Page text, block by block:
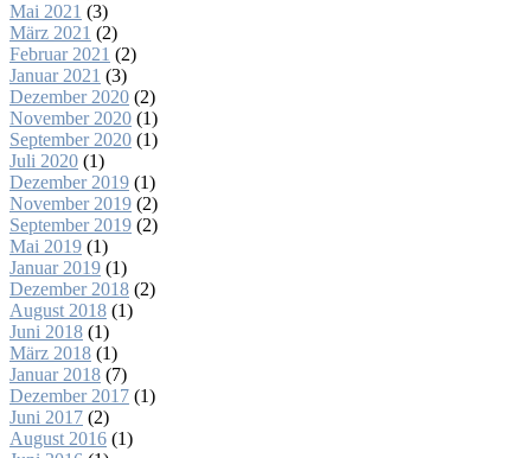
Mai 2021 (3)
März 2021 (2)
Februar 2021 (2)
Januar 2021 (3)
Dezember 2020 (2)
November 2020 (1)
September 2020 (1)
Juli 2020 (1)
Dezember 2019 (1)
November 2019 (2)
September 2019 (2)
Mai 2019 (1)
Januar 2019 (1)
Dezember 2018 (2)
August 2018 (1)
Juni 2018 (1)
März 2018 (1)
Januar 2018 (7)
Dezember 2017 (1)
Juni 2017 (2)
August 2016 (1)